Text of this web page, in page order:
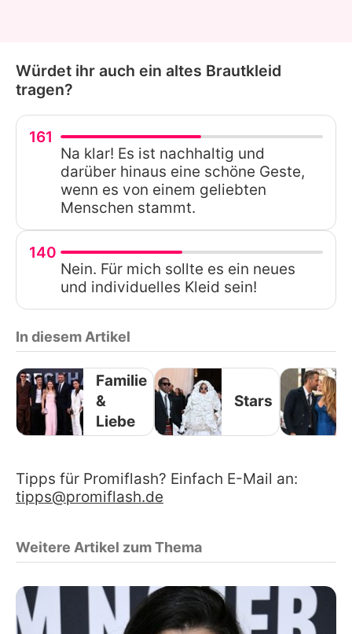
Würdet ihr auch ein altes Brautkleid
tragen?
161
Na klar! Es ist nachhaltig und
darüber hinaus eine schöne Geste,
wenn es von einem geliebten
Menschen stammt.
140
Nein. Für mich sollte es ein neues
und individuelles Kleid sein!
In diesem Artikel
Familie
&
Liebe
Stars
Tipps für Promiflash? Einfach E-Mail an:
tipps@promiflash.de
Weitere Artikel zum Thema